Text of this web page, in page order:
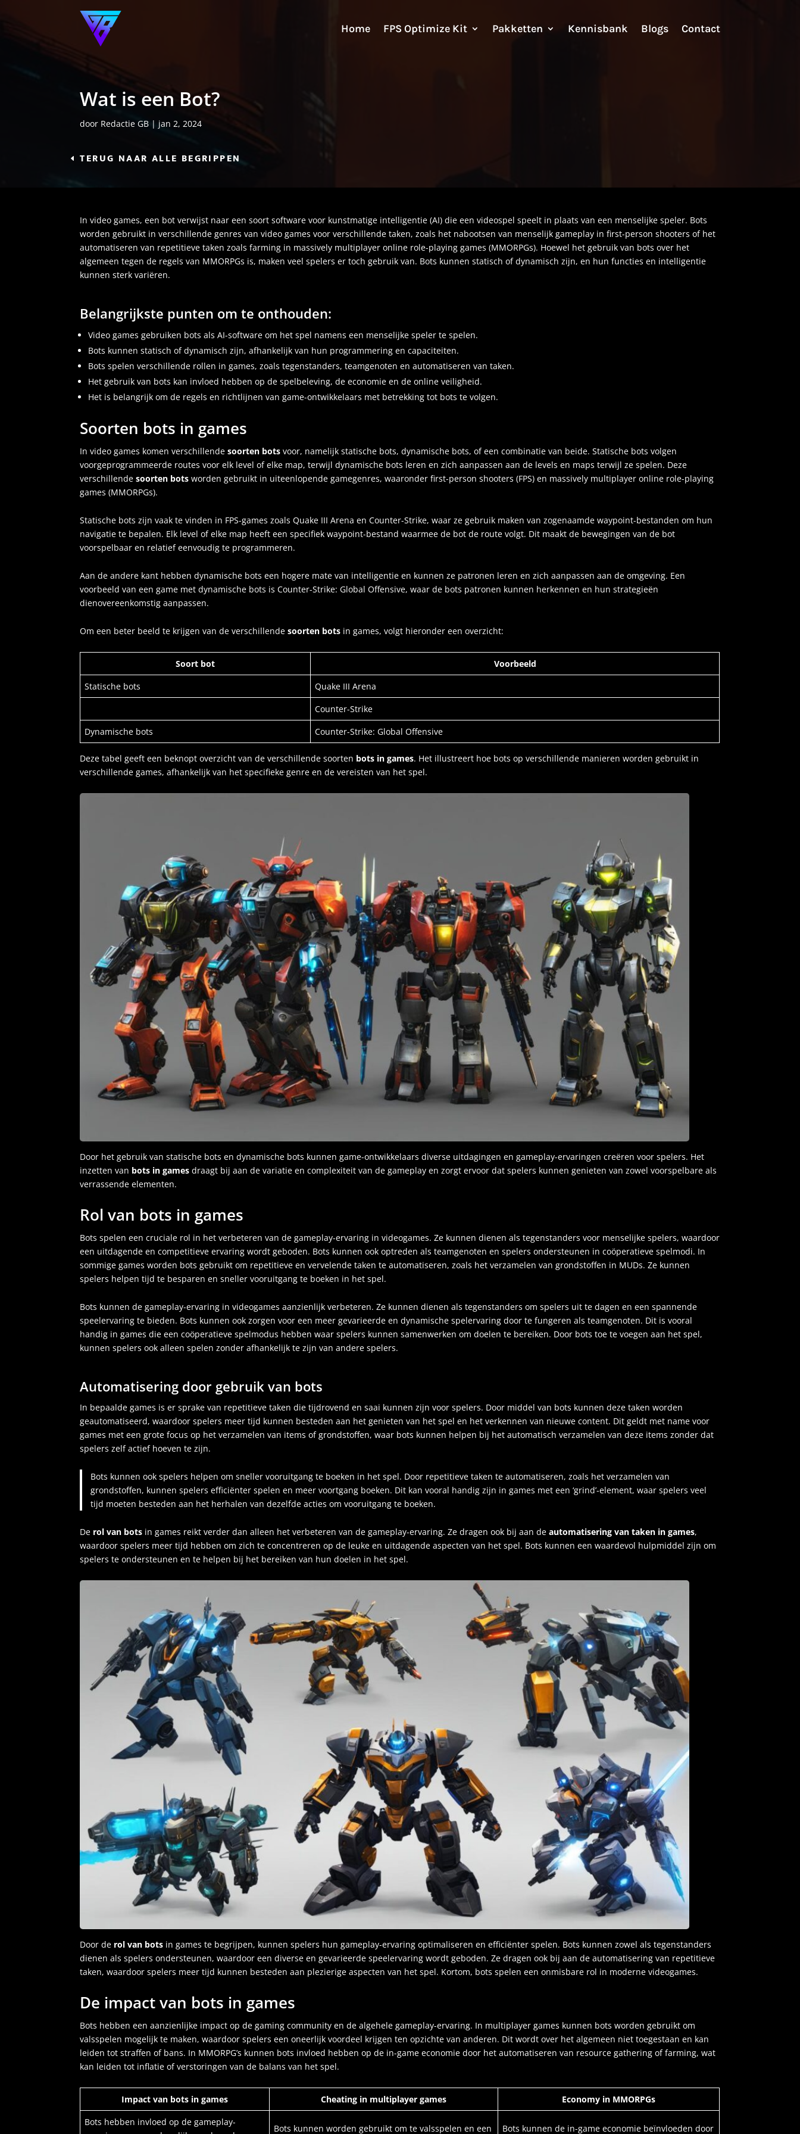
Home FPS Optimize Kit Pakketten Kennisbank Blogs Contact
Wat is een Bot?
door Redactie GB | jan 2, 2024
TERUG NAAR ALLE BEGRIPPEN
In video games, een bot verwijst naar een soort software voor kunstmatige intelligentie (AI) die een videospel speelt in plaats van een menselijke speler. Bots
worden gebruikt in verschillende genres van video games voor verschillende taken, zoals het nabootsen van menselijk gameplay in first-person shooters of het
automatiseren van repetitieve taken zoals farming in massively multiplayer online role-playing games (MMORPGs). Hoewel het gebruik van bots over het
algemeen tegen de regels van MMORPGs is, maken veel spelers er toch gebruik van. Bots kunnen statisch of dynamisch zijn, en hun functies en intelligentie
kunnen sterk variëren.
Belangrijkste punten om te onthouden:
Video games gebruiken bots als AI-software om het spel namens een menselijke speler te spelen.
Bots kunnen statisch of dynamisch zijn, afhankelijk van hun programmering en capaciteiten.
Bots spelen verschillende rollen in games, zoals tegenstanders, teamgenoten en automatiseren van taken.
Het gebruik van bots kan invloed hebben op de spelbeleving, de economie en de online veiligheid.
Het is belangrijk om de regels en richtlijnen van game-ontwikkelaars met betrekking tot bots te volgen.
Soorten bots in games
In video games komen verschillendesoorten bots voor, namelijk statische bots, dynamische bots, of een combinatie van beide. Statische bots volgen
voorgeprogrammeerde routes voor elk level of elke map, terwijl dynamische bots leren en zich aanpassen aan de levels en maps terwijl ze spelen. Deze
verschillendesoorten bots worden gebruikt in uiteenlopende gamegenres, waaronder first-person shooters (FPS) en massively multiplayer online role-playing
games (MMORPGs).
Statische bots zijn vaak te vinden in FPS-games zoals Quake III Arena en Counter-Strike, waar ze gebruik maken van zogenaamde waypoint-bestanden om hun
navigatie te bepalen. Elk level of elke map heeft een specifiek waypoint-bestand waarmee de bot de route volgt. Dit maakt de bewegingen van de bot
voorspelbaar en relatief eenvoudig te programmeren.
Aan de andere kant hebben dynamische bots een hogere mate van intelligentie en kunnen ze patronen leren en zich aanpassen aan de omgeving. Een
voorbeeld van een game met dynamische bots is Counter-Strike: Global Offensive, waar de bots patronen kunnen herkennen en hun strategieën
dienovereenkomstig aanpassen.
Om een beter beeld te krijgen van de verschillendesoorten bots in games, volgt hieronder een overzicht:
Soort bot
Voorbeeld
Statische bots
Quake III Arena
Counter-Strike
Dynamische bots
Counter-Strike: Global Offensive
Deze tabel geeft een beknopt overzicht van de verschillende soorten bots in games. Het illustreert hoe bots op verschillende manieren worden gebruikt in
verschillende games, afhankelijk van het specifieke genre en de vereisten van het spel.
Door het gebruik van statische bots en dynamische bots kunnen game-ontwikkelaars diverse uitdagingen en gameplay-ervaringen creëren voor spelers. Het
inzetten van bots in games draagt bij aan de variatie en complexiteit van de gameplay en zorgt ervoor dat spelers kunnen genieten van zowel voorspelbare als
verrassende elementen.
Rol van bots in games
Bots spelen een cruciale rol in het verbeteren van de gameplay-ervaring in videogames. Ze kunnen dienen als tegenstanders voor menselijke spelers, waardoor
een uitdagende en competitieve ervaring wordt geboden. Bots kunnen ook optreden als teamgenoten en spelers ondersteunen in coöperatieve spelmodi. In
sommige games worden bots gebruikt om repetitieve en vervelende taken te automatiseren, zoals het verzamelen van grondstoffen in MUDs. Ze kunnen
spelers helpen tijd te besparen en sneller vooruitgang te boeken in het spel.
Bots kunnen de gameplay-ervaring in videogames aanzienlijk verbeteren. Ze kunnen dienen als tegenstanders om spelers uit te dagen en een spannende
speelervaring te bieden. Bots kunnen ook zorgen voor een meer gevarieerde en dynamische spelervaring door te fungeren als teamgenoten. Dit is vooral
handig in games die een coöperatieve spelmodus hebben waar spelers kunnen samenwerken om doelen te bereiken. Door bots toe te voegen aan het spel,
kunnen spelers ook alleen spelen zonder afhankelijk te zijn van andere spelers.
Automatisering door gebruik van bots
In bepaalde games is er sprake van repetitieve taken die tijdrovend en saai kunnen zijn voor spelers. Door middel van bots kunnen deze taken worden
geautomatiseerd, waardoor spelers meer tijd kunnen besteden aan het genieten van het spel en het verkennen van nieuwe content. Dit geldt met name voor
games met een grote focus op het verzamelen van items of grondstoffen, waar bots kunnen helpen bij het automatisch verzamelen van deze items zonder dat
spelers zelf actief hoeven te zijn.
Bots kunnen ook spelers helpen om sneller vooruitgang te boeken in het spel. Door repetitieve taken te automatiseren, zoals het verzamelen van
grondstoffen, kunnen spelers efficiënter spelen en meer voortgang boeken. Dit kan vooral handig zijn in games met een ‘grind’-element, waar spelers veel
tijd moeten besteden aan het herhalen van dezelfde acties om vooruitgang te boeken.
De rol van bots in games reikt verder dan alleen het verbeteren van de gameplay-ervaring. Ze dragen ook bij aan deautomatisering van taken in games,
waardoor spelers meer tijd hebben om zich te concentreren op de leuke en uitdagende aspecten van het spel. Bots kunnen een waardevol hulpmiddel zijn om
spelers te ondersteunen en te helpen bij het bereiken van hun doelen in het spel.
Door de rol van bots in games te begrijpen, kunnen spelers hun gameplay-ervaring optimaliseren en efficiënter spelen. Bots kunnen zowel als tegenstanders
dienen als spelers ondersteunen, waardoor een diverse en gevarieerde speelervaring wordt geboden. Ze dragen ook bij aan de automatisering van repetitieve
taken, waardoor spelers meer tijd kunnen besteden aan plezierige aspecten van het spel. Kortom, bots spelen een onmisbare rol in moderne videogames.
De impact van bots in games
Bots hebben een aanzienlijke impact op de gaming community en de algehele gameplay-ervaring. In multiplayer games kunnen bots worden gebruikt om
valsspelen mogelijk te maken, waardoor spelers een oneerlijk voordeel krijgen ten opzichte van anderen. Dit wordt over het algemeen niet toegestaan en kan
leiden tot straffen of bans. In MMORPG’s kunnen bots invloed hebben op de in-game economie door het automatiseren van resource gathering of farming, wat
kan leiden tot inflatie of verstoringen van de balans van het spel.
Impact van bots in games Cheating in multiplayer games
Economy in MMORPGs
Bots hebben invloed op de gameplay-
Bots kunnen worden gebruikt om te valsspelen en een Bots kunnen de in-game economie beïnvloeden door